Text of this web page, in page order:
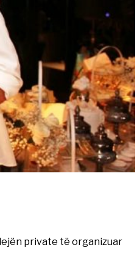
private të organizuar